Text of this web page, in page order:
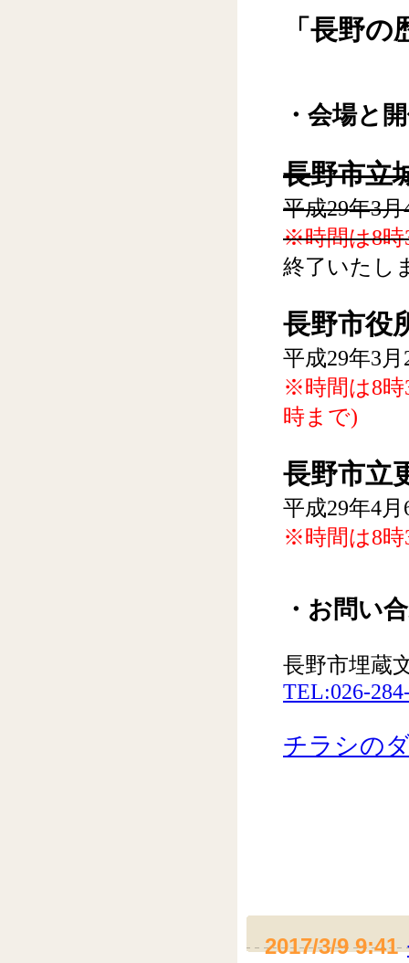
「長野
・会場と
長野市立
平成29年3
※時間は8時
終了いたし
長野市役
平成29年3
※時間は8時
時まで)
長野市立
平成29年4
※時間は8時
・お問い
長野市埋蔵
TEL:026-
チラシの
2017/3/9 9:41